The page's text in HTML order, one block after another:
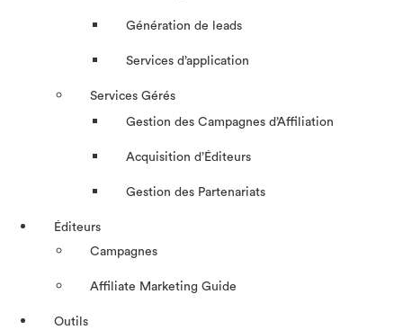
Génération de leads
Services d’application
Services Gérés
Gestion des Campagnes d’Affiliation​
Acquisition d’Éditeurs
Gestion des Partenariats
Éditeurs
Campagnes
Affiliate Marketing Guide
Outils